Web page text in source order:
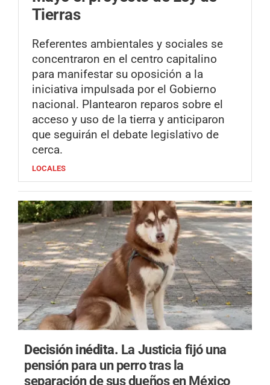
Tierras
Referentes ambientales y sociales se
concentraron en el centro capitalino
para manifestar su oposición a la
iniciativa impulsada por el Gobierno
nacional. Plantearon reparos sobre el
acceso y uso de la tierra y anticiparon
que seguirán el debate legislativo de
cerca.
LOCALES
Decisión inédita. La Justicia fijó una
pensión para un perro tras la
separación de sus dueños en México